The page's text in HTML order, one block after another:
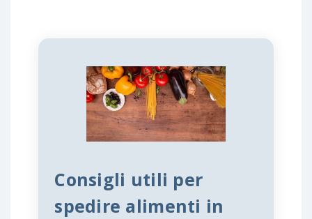
Consigli utili per
spedire alimenti in